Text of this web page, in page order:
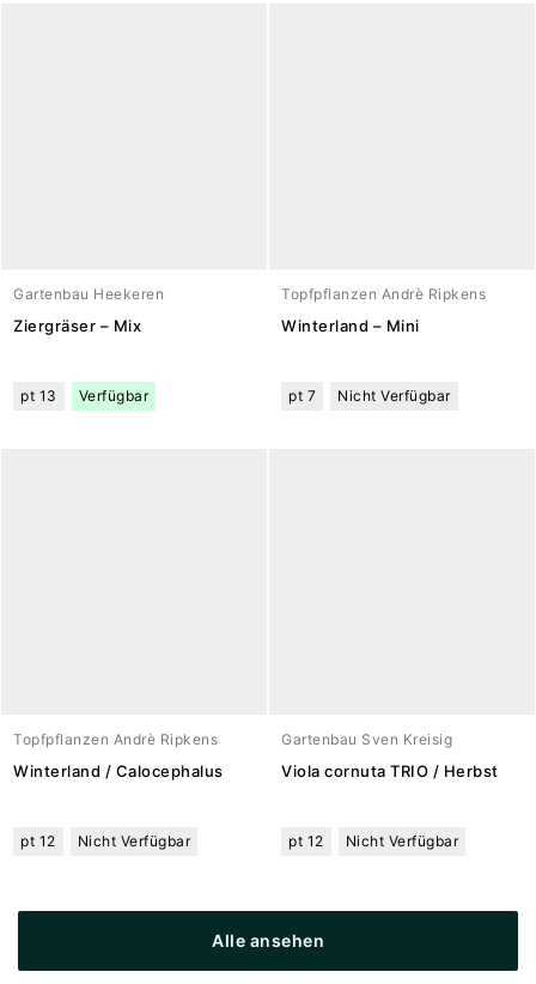
Gartenbau Heekeren
Ziergräser – Mix
pt 13 Verfügbar
Topfpflanzen Andrè Ripkens
Winterland – Mini
pt 7 Nicht Verfügbar
Topfpflanzen Andrè Ripkens
Winterland / Calocephalus
pt 12 Nicht Verfügbar
Gartenbau Sven Kreisig
Viola cornuta TRIO / Herbst
pt 12 Nicht Verfügbar
Alle ansehen